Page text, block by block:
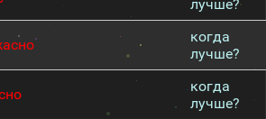
лучше?
когда
лучше?
когда
лучше?